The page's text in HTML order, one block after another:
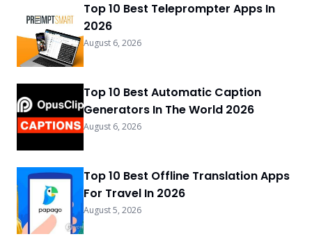
Top 10 Best Teleprompter Apps In
2026
August 6, 2026
Top 10 Best Automatic Caption
Generators In The World 2026
August 6, 2026
Top 10 Best Offline Translation Apps
For Travel In 2026
August 5, 2026